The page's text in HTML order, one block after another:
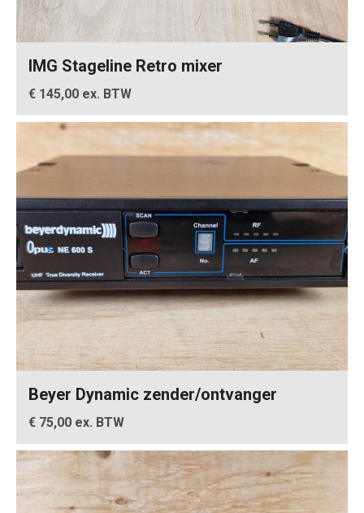
IMG Stageline Retro mixer
€ 145,00 ex. BTW
Beyer Dynamic zender/ontvanger
€ 75,00 ex. BTW